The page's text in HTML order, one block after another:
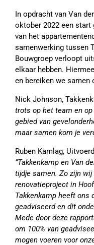
In opdracht van Van
oktober 2022 een start
van het
samenwerking tussen
Bouwgroep verloopt
elkaar hebben.
en bereiken we samen
Nick Johnson,
trots op het team en
gebied van
maar samen kom je
Ruben Kamlag,
”Takkenkamp en Van
tijdje samen. Zo zijn
renovatieproject in
Takkenkamp heeft ons
geadviseerd en dit
Mede door deze
om 100% van
mogen voeren voor